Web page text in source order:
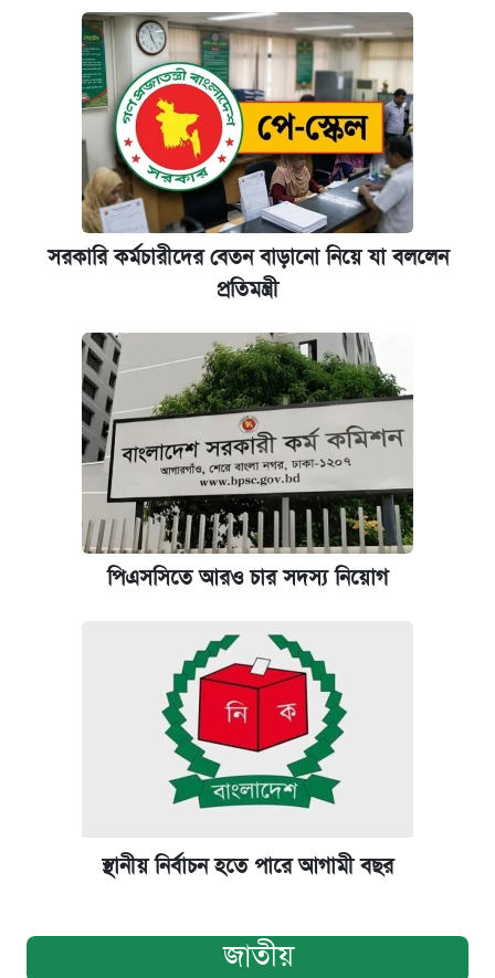
সরকারি কর্মচারীদের বেতন বাড়ানো নিয়ে যা বললেন
প্রতিমন্ত্রী
পিএসসিতে আরও চার সদস্য নিয়োগ
স্থানীয় নির্বাচন হতে পারে আগামী বছর
জাতীয়